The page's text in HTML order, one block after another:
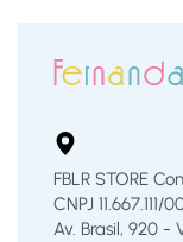
FBLR STORE
CNPJ 11.667.111/
Av. Brasil, 920 -